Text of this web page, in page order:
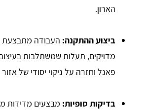
הארון.
ביצוע ההתקנה: העבודה מתבצעת
מדויקים, תעלות שמשתלבות
פאנל וחזרה על ניקוי יסודי של
בדיקות סופיות: מבצעים מדידות